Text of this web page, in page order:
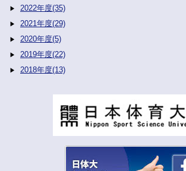
2022年度(35)
2021年度(29)
2020年度(5)
2019年度(22)
2018年度(13)